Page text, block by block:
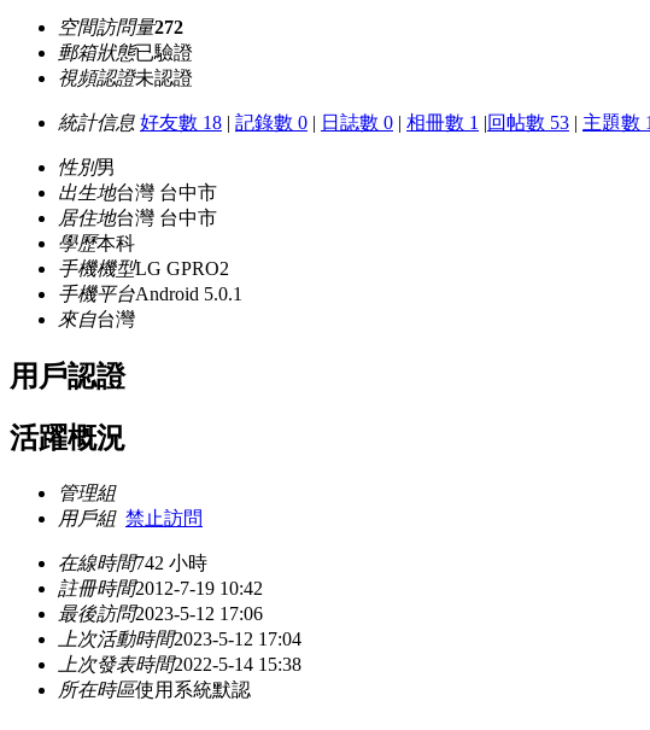
空間訪問量272
郵箱狀態已驗證
視頻認證未認證
統計信息 好友數 18 | 記錄數 0 | 日誌數 0 | 相冊數 1 |回帖數 53 | 主題數
性別男
出生地台灣 台中市
居住地台灣 台中市
學歷本科
手機機型LG GPRO2
手機平台Android 5.0.1
來自台灣
用戶認證
活躍概況
管理組
用戶組 禁止訪問
在線時間742 小時
註冊時間2012-7-19 10:42
最後訪問2023-5-12 17:06
上次活動時間2023-5-12 17:04
上次發表時間2022-5-14 15:38
所在時區使用系統默認